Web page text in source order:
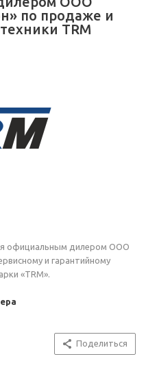
по продаже и
TRM
официальным дилером ООО
и гарантийному
«TRM».
Поделиться